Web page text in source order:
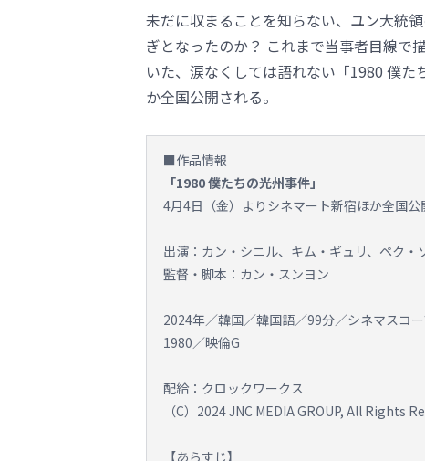
未だに収まることを知らない、ユン大統
ぎとなったのか？ これまで当事者目線で
いた、涙なくしては語れない「1980 僕
か全国公開される。
■作品情報
「1980 僕たちの光州事件」
4月4日（金）よりシネマート新宿ほか全国公
出演：カン・シニル、キム・ギュリ、ペク
監督・脚本：カン・スンヨン
2024年／韓国／韓国語／99分／シネマスコ
1980／映倫G
配給：クロックワークス
（C）2024 JNC MEDIA GROUP, All Rights
【あらすじ】